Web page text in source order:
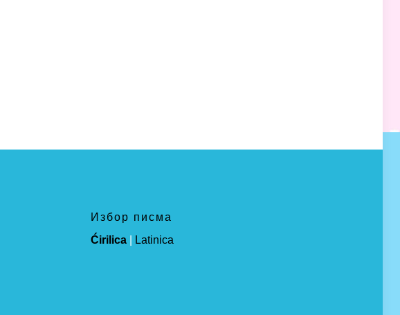
Избор писма
Ćirilica
Latinica